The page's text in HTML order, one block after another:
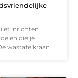
inrichten
die je
wastafelkraan